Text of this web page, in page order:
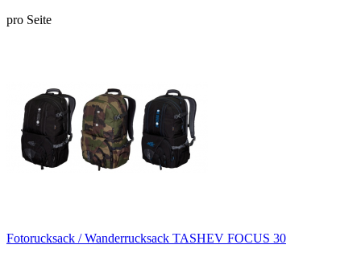
pro Seite
Fotorucksack / Wanderrucksack TASHEV FOCUS 30